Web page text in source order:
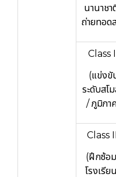
นานาชา
ถ่ายทอด
Class
(แข่งขั
ระดับสโ
/ ภูมิภา
Class
(ฝึกซ้อ
โรงเรีย